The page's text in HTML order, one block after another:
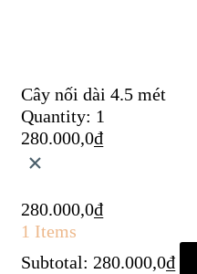
Cây nối dài 4.5 mét
Quantity: 1
280.000,0₫
×
280.000,0₫
1 Items
Subtotal: 280.000,0₫